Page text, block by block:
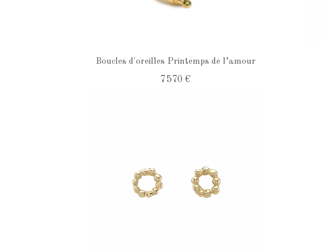
Boucles d'oreilles Printemps de l’amour
7 570 €